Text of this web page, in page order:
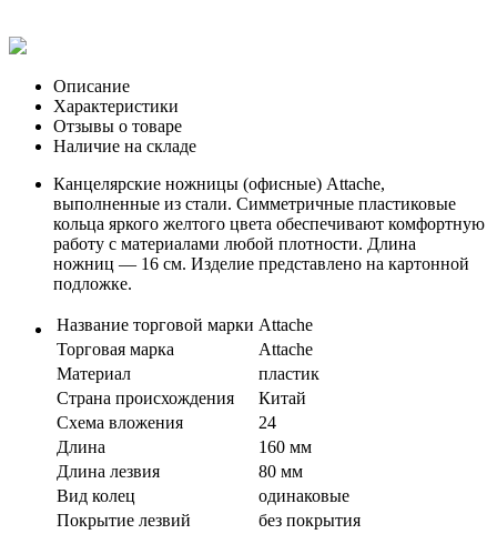
Описание
Характеристики
Отзывы о товаре
Наличие на складе
Канцелярские ножницы (офисные) Attache,
выполненные из стали. Симметричные пластиковые
кольца яркого желтого цвета обеспечивают комфортную
работу с материалами любой плотности. Длина
ножниц — 16 см. Изделие представлено на картонной
подложке.
Название торговой марки Attache
Торговая марка
Attache
Материал
пластик
Страна происхождения
Китай
Схема вложения
24
Длина
160 мм
Длина лезвия
80 мм
Вид колец
одинаковые
Покрытие лезвий
без покрытия